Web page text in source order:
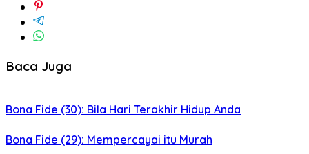
Baca Juga
Bona Fide (30): Bila Hari Terakhir Hidup Anda
Bona Fide (29): Mempercayai itu Murah